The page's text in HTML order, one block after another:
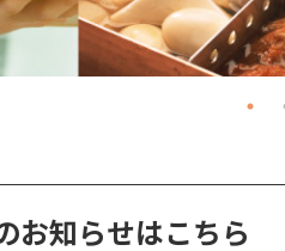
お知らせはこちら